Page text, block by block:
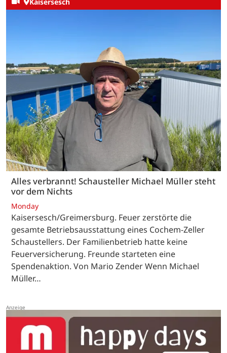
Alles verbrannt! Schausteller Michael Müller steht
vor dem Nichts
Monday
Kaisersesch/Greimersburg. Feuer zerstörte die
gesamte Betriebsausstattung eines Cochem-Zeller
Schaustellers. Der Familienbetrieb hatte keine
Feuerversicherung. Freunde starteten eine
Spendenaktion. Von Mario Zender Wenn Michael
Müller…